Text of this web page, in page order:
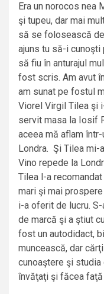
Era un norocos nea
şi tupeu, dar mai
să se folosească
ajuns tu să-i cunoşti
să fiu în anturajul
fost scris. Am avut
am sunat pe fostul
Viorel Virgil Tilea şi
servit masa la Iosif
aceea mă aflam
Londra. Şi Tilea
Vino repede la
Tilea l-a
mari şi mai
i-a oferit de lucru.
de marcă şi a ştiut
fost un autodidact,
muncească, dar
cunoaştere şi studia
învăţaţi şi făcea